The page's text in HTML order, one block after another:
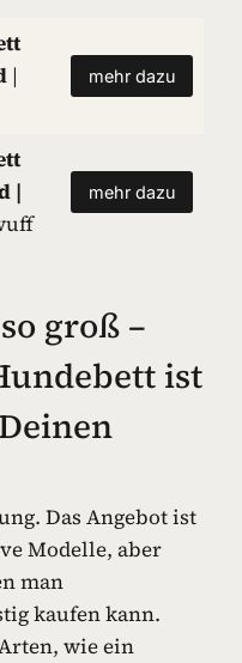
|
mehr dazu
|
mehr dazu
groß –
ist
Das Angebot ist
Modelle, aber
man
kaufen kann.
wie ein